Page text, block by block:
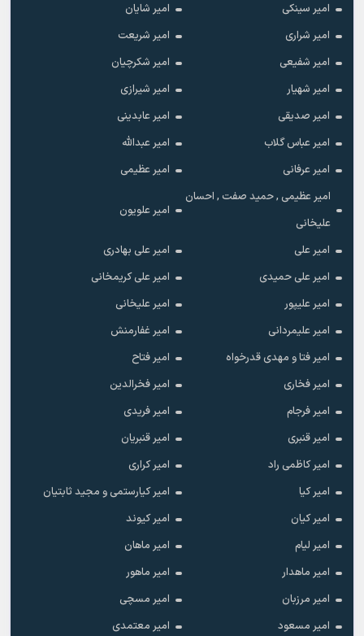
امیر سینکی
امیر شایان
امیر شراری
امیر شریعت
امیر شفیعی
امیر شکرچیان
امیر شهیار
امیر شیرازی
امیر صدیقی
امیر عابدینی
امیر عباس گلاب
امیر عبدالله
امیر عرفانی
امیر عظیمی
امیر عظیمی , حمید صفت , احسان
علیخانی
امیر علویون
امیر علی
امیر علی بهادری
امیر علی حمیدی
امیر علی کریمخانی
امیر علیپور
امیر علیخانی
امیر علیمردانی
امیر غفارمنش
امیر فتا و مهدی قدرخواه
امیر فتاح
امیر فخاری
امیر فخرالدین
امیر فرجام
امیر فریدی
امیر قنبری
امیر قنبریان
امیر کاظمی راد
امیر کراری
امیر کیا
امیر کیارستمی و مجید ثابتیان
امیر کیان
امیر کیوند
امیر لیام
امیر ماهان
امیر ماهدار
امیر ماهور
امیر مرزبان
امیر مسچی
امیر مسعود
امیر معتمدی